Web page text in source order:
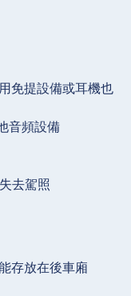
免提設備或耳機也
音頻設備
去駕照
存放在後車廂